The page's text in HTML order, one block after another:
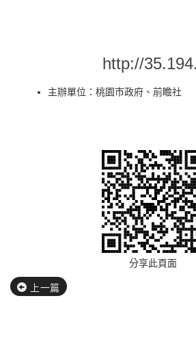
http://
主辦單位：桃園市政府、前瞻社
分享此頁面
上一篇